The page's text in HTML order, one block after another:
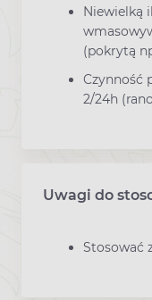
Niewielką
(pokrytą
Czynność
2/24h
Uwagi do
Stosować